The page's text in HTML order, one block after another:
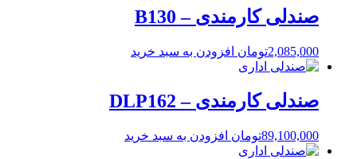
صندلی کارمندی – B130
2,085,000تومان افزودن به سبد خرید
صندلی کارمندی – DLP162
89,100,000تومان افزودن به سبد خرید